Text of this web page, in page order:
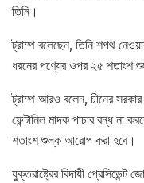
তিনি।
ট্রাম্প বলেছেন, তিনি শপথ
ধরনের পণ্যের ওপর ২৫ শতাংশ
ট্রাম্প আরও বলেন, চীনের
ফেন্টানিল মাদক পাচার বন্ধ না
শতাংশ শুল্ক আরোপ করা হবে।
যুক্তরাষ্ট্রের বিদায়ী প্রেসিডেন্ট